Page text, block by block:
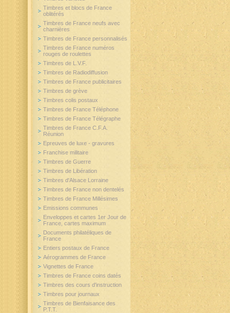
Timbres et blocs de France
oblitérés
Timbres de France neufs avec
charnières
Timbres de France personnalisés
Timbres de France numéros
rouges de roulettes
Timbres de L.V.F.
Timbres de Radiodiffusion
Timbres de France publicitaires
Timbres de grève
Timbres colis postaux
Timbres de France Téléphone
Timbres de France Télégraphe
Timbres de France C.F.A.
Réunion
Epreuves de luxe - gravures
Franchise militaire
Timbres de Guerre
Timbres de Libération
Timbres d'Alsace Lorraine
Timbres de France non dentelés
Timbres de France Millésimes
Emissions communes
Enveloppes et cartes 1er Jour de
France, cartes maximum
Documents philatéliques de
France
Entiers postaux de France
Aérogrammes de France
Vignettes de France
Timbres de France coins datés
Timbres des cours d'instruction
Timbres pour journaux
Timbres de Bienfaisance des
P.T.T.